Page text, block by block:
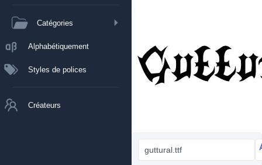
Catégories
Alphabétiquement
Styles de polices
Créateurs
guttural.ttf